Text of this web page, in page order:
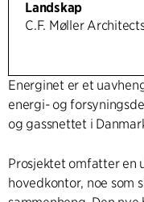
Landskap
C.F. Møller
Energinet er et
energi- og
og gassnettet i
Prosjektet omfatter en
hovedkontor, noe som